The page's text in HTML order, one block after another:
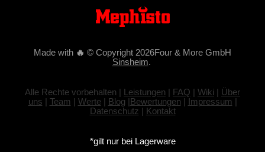
Made with 🔥 © Copyright 2026Four & More GmbH
Sinsheim.
Alle Rechte vorbehalten | Leistungen | FAQ | Wiki | Über
uns | Team | Werte| Blog |Bewertungen | Impressum |
Datenschutz | Kontakt
*gilt nur bei Lagerware